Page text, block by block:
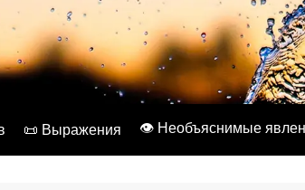
📜 Выражения 👁️ Необъяснимые